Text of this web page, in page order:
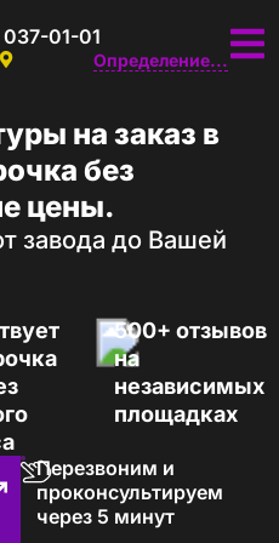
01-01
Определение...
на заказ в
без
цены.
завода до Вашей
500+ отзывов
на
независимых
площадках
Перезвоним и
проконсультируем
через 5 минут